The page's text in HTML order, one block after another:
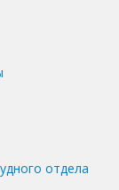
отдела